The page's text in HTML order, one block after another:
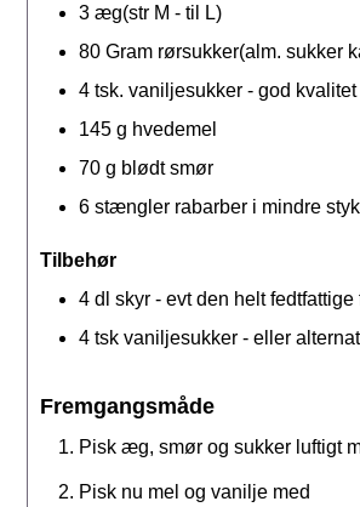
3 æg(str M - til L)
80 Gram rørsukker(alm. sukker
4 tsk. vaniljesukker - god kvalitet
145 g hvedemel
70 g blødt smør
6 stængler rabarber i mindre
Tilbehør
4 dl
skyr - evt den helt
4 tsk vaniljesukker - eller
Fremgangsmåde
Pisk æg, smør og sukker luftigt
Pisk nu mel og vanilje med